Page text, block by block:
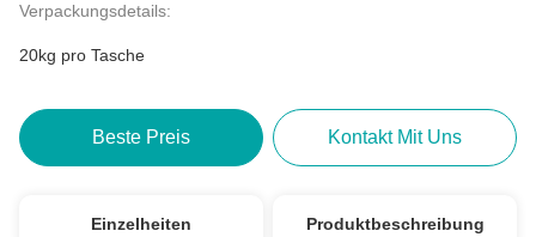
Verpackungsdetails:
20kg pro Tasche
Beste Preis Kontakt Mit Uns
Einzelheiten Produktbeschreibung